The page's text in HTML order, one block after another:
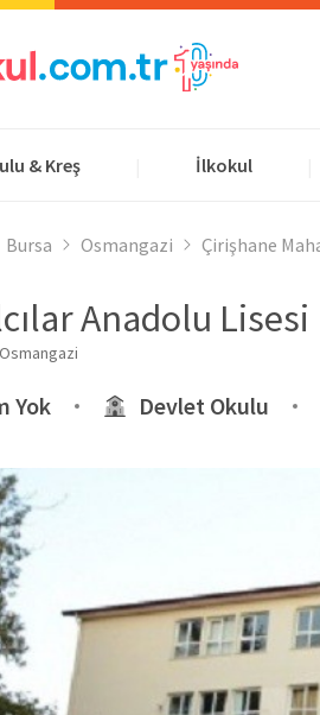
& Kreş İlkokul
Bursa Osmangazi Çirişhane
Anadolu Lisesi
Yok Devlet Okulu